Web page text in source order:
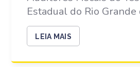
Estadual do Rio
LEIA MAIS